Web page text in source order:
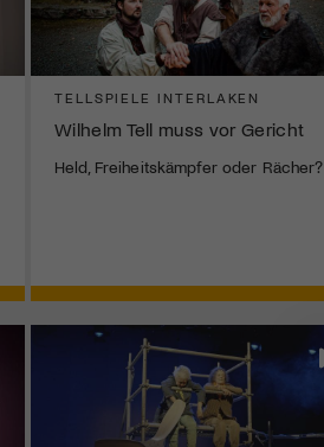
TELLSPIELE INTERLAKEN
Wilhelm Tell muss vor Gericht
Held, Freiheitskämpfer oder Rächer?